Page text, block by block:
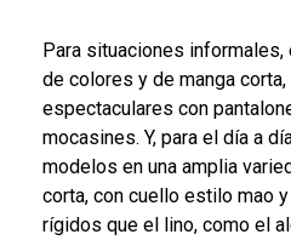
Para situaciones
de colores y de manga
espectaculares con
mocasines. Y, para el día a
modelos en una amplia
corta, con cuello estilo mao
rígidos que el lino, como el